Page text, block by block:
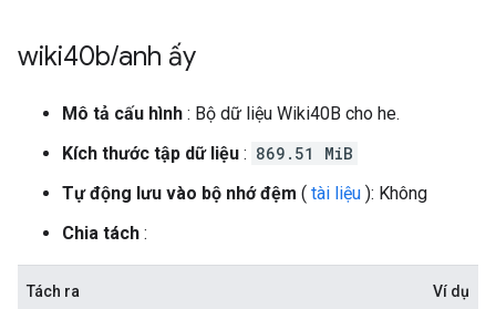
wiki40b/anh ấy
Mô tả cấu hình : Bộ dữ liệu Wiki40B cho he.
Kích thước tập dữ liệu : 869.51 MiB
Tự động lưu vào bộ nhớ đệm ( tài liệu ): Không
Chia tách :
Tách ra Ví dụ